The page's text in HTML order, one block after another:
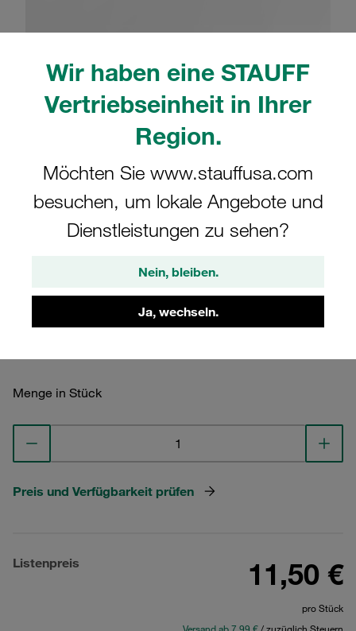
Wir haben eine STAUFF
Vertriebseinheit in Ihrer
Region.
Möchten Sie www.stauffusa.com
besuchen, um lokale Angebote und
Dienstleistungen zu sehen?
Nein, bleiben.
Ja, wechseln.
Bitte beachten Sie: Das Bild dient nur zur Veranschaulichung und kann vom
tatsächlichen Produkt abweichen.
Mehr anzeigen
Komplettschelle Schwere Baureihe Gr.
3S Ø13,5mm Aluminium W10 Deckpl.,
AS-Schraube, SI-Blech Anschweißpl.
SPAL-3013.5-AL-DPAL-AS-SI-M-W10
STAUFF Materialnr. 1110023071
Technische Daten ansehen
Menge in Stück
Preis und Verfügbarkeit prüfen
Listenpreis 11,50 €
pro Stück